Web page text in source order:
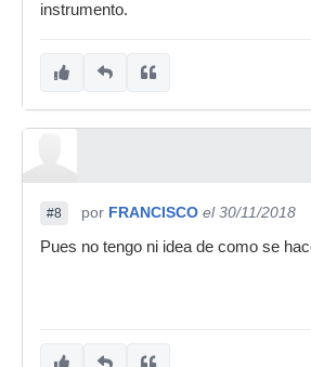
instrumento.
#8 por FRANCISCO el 30/11/2018
Pues no tengo ni idea de como se